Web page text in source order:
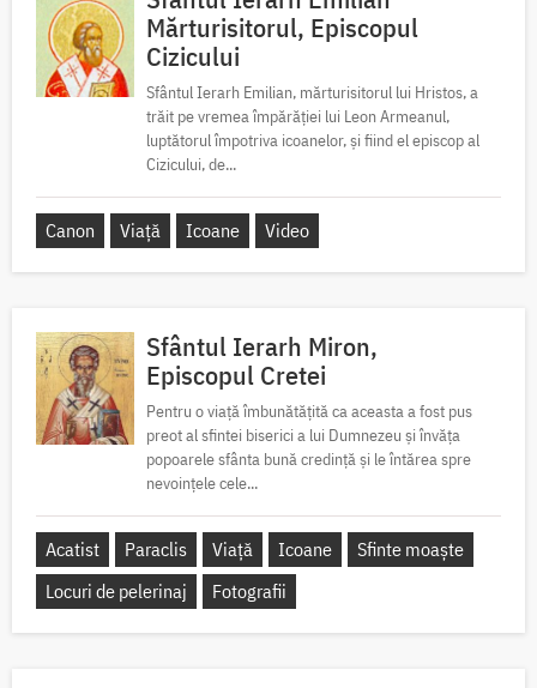
Mărturisitorul, Episcopul
Cizicului
Sfântul Ierarh Emilian, mărturisitorul lui Hristos, a
trăit pe vremea împărăției lui Leon Armeanul,
luptătorul împotriva icoanelor, și fiind el episcop al
Cizicului, de...
Canon Viață Icoane Video
Sfântul Ierarh Miron,
Episcopul Cretei
Pentru o viață îmbunătățită ca aceasta a fost pus
preot al sfintei biserici a lui Dumnezeu și învăța
popoarele sfânta bună credință și le întărea spre
nevoințele cele...
Acatist Paraclis Viață Icoane
Sfinte moaște
Locuri de pelerinaj
Fotografii